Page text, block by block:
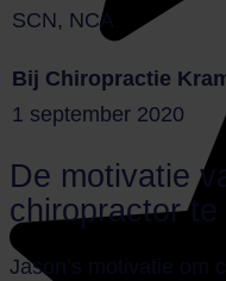
SCN, NCA
Bij Chiropractie
1 september 2020
De motivatie
chiropractor te
Jason’s motivatie om